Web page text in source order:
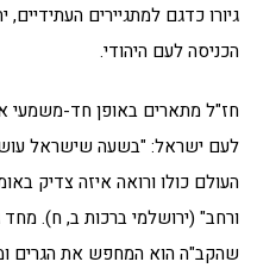
גיורו כדגם למתגיירים
הכניסה לעם היהודי.
חז"ל מתארים באופן חד-משמעי
לעם ישראל: "בשעה שישראל
העולם כולו ורואה איזה צדיק
ורחב" (ירושלמי ברכות ב, ח).
שהקב"ה הוא המחפש את הגרים